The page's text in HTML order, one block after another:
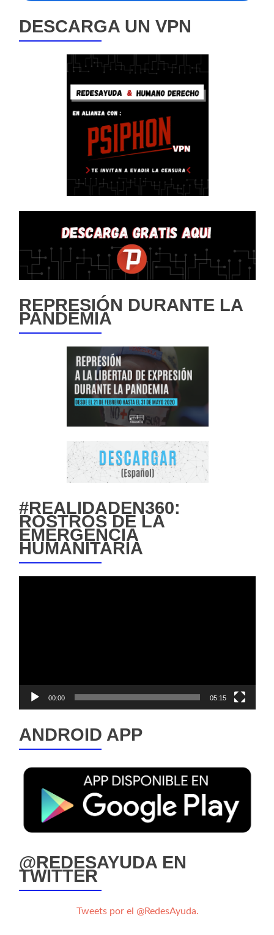
DESCARGA UN VPN
REPRESIÓN DURANTE LA
PANDEMIA
#REALIDADEN360:
ROSTROS DE LA
EMERGENCIA
HUMANITARIA
00:00 05:15
ANDROID APP
@REDESAYUDA EN
TWITTER
Tweets por el @RedesAyuda.